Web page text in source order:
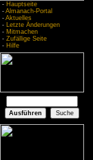
- Hauptseite
- Almanach-Portal
- Aktuelles
- Letzte Änderungen
- Mitmachen
- Zufällige Seite
- Hilfe